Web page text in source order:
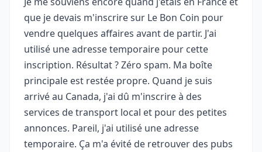
que je devais m'inscrire sur Le Bon Coin pour
vendre quelques affaires avant de partir. J'ai
utilisé une adresse temporaire pour cette
inscription. Résultat ? Zéro spam. Ma boîte
principale est restée propre. Quand je suis
arrivé au Canada, j'ai dû m'inscrire à des
services de transport local et pour des petites
annonces. Pareil, j'ai utilisé une adresse
temporaire. Ça m'a évité de retrouver des pubs